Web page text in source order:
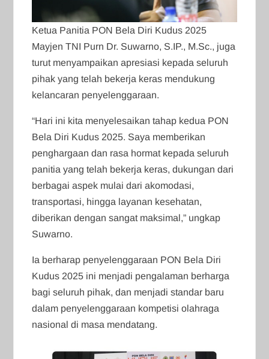
Ketua Panitia PON Bela Diri Kudus 2025
Mayjen TNI Purn Dr. Suwarno, S.IP., M.Sc., juga
turut menyampaikan apresiasi kepada seluruh
pihak yang telah bekerja keras mendukung
kelancaran penyelenggaraan.
“Hari ini kita menyelesaikan tahap kedua PON
Bela Diri Kudus 2025. Saya memberikan
penghargaan dan rasa hormat kepada seluruh
panitia yang telah bekerja keras, dukungan dari
berbagai aspek mulai dari akomodasi,
transportasi, hingga layanan kesehatan,
diberikan dengan sangat maksimal,” ungkap
Suwarno.
Ia berharap penyelenggaraan PON Bela Diri
Kudus 2025 ini menjadi pengalaman berharga
bagi seluruh pihak, dan menjadi standar baru
dalam penyelenggaraan kompetisi olahraga
nasional di masa mendatang.